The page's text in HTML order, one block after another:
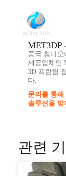
MET3DP
중국 칭다
제공업체인
3D 프린팅
다.
문의를 통
솔루션을 받
관련